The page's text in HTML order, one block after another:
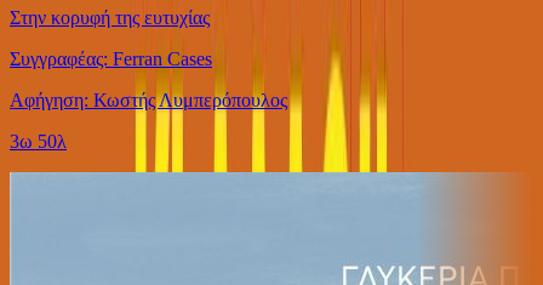
Στην κορυφή της ευτυχίας
Συγγραφέας: Ferran Cases
Αφήγηση: Κωστής Λυμπερόπουλος
3ω 50λ